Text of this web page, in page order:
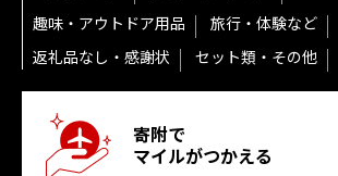
趣味・アウトドア用品
旅行・体験など
返礼品なし・感謝状
セット類・その他
寄附で
マイルがつかえる